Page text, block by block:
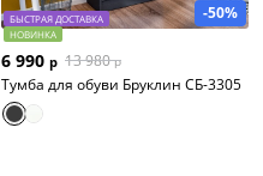
-50%
БЫСТРАЯ ДОСТАВКА
НОВИНКА
6 990 р 13 980 р
Тумба для обуви Бруклин СБ-3305